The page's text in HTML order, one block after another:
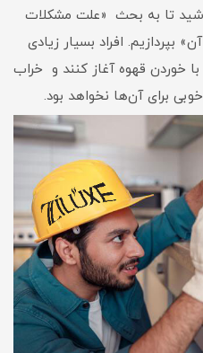
تا به بحث «علت مشکلات
بپردازیم. افراد بسیار زیادی
خوردن قهوه آغاز کنند و خراب
برای آن‌ها نخواهد بود.